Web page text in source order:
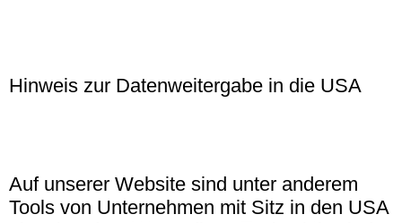
Hinweis zur Datenweitergabe in die USA
Auf unserer Website sind unter anderem
Tools von Unternehmen mit Sitz in den USA